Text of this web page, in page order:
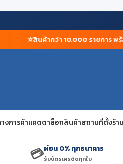
สินค้ากว่า 10,000 รายการ พร้อม
งการค้าแคตตาล็อกสินค้าสถานที่ตั้งร้าน
💳ผ่อน 0% ทุกธนาคาร
รับบัตรเครดิตทุกใบ